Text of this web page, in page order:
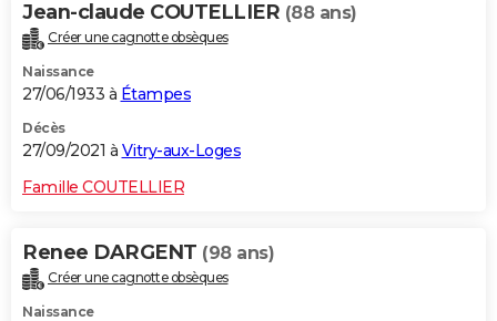
Jean-claude COUTELLIER (88 ans)
Créer une cagnotte obsèques
Naissance
27/06/1933 à Étampes
Décès
27/09/2021 à Vitry-aux-Loges
Famille COUTELLIER
Renee DARGENT (98 ans)
Créer une cagnotte obsèques
Naissance